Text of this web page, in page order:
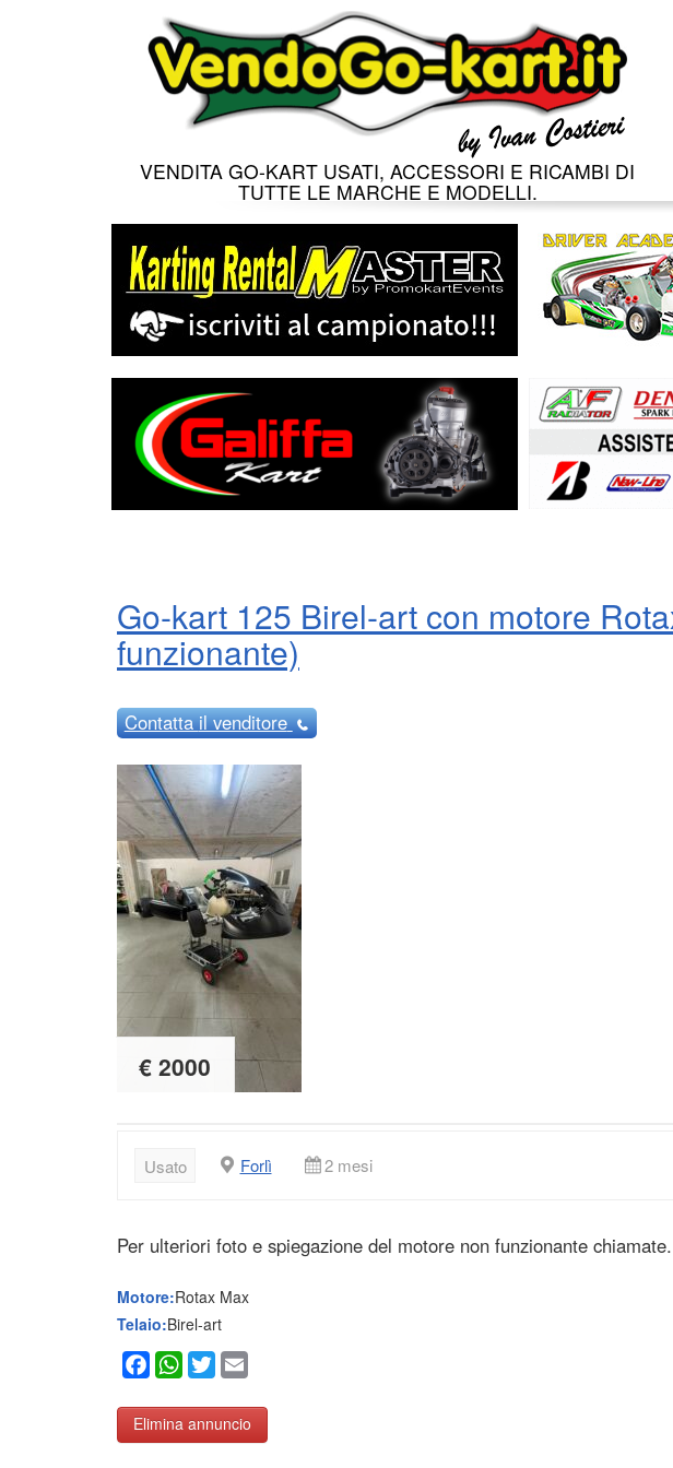
VENDITA GO-KART USATI, ACCESSORI E RICAMBI DI
TUTTE LE MARCHE E MODELLI.
Go-kart 125 Birel-art con motore
funzionante)
Contattail venditore
€ 2000
Usato Forlì 2 mesi
Per ulteriori foto e spiegazione del motore non funzionante chiamate.
Motore:Rotax Max
Telaio:Birel-art
Facebook
WhatsApp
Twitter
Elimina annuncio